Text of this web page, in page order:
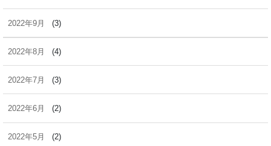
2022年9月 (3)
2022年8月 (4)
2022年7月 (3)
2022年6月 (2)
2022年5月 (2)